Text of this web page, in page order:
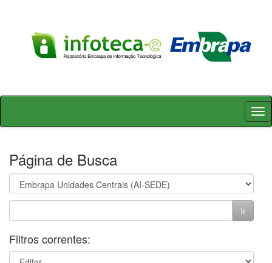
Skip
Página de Busca
Filtros correntes: